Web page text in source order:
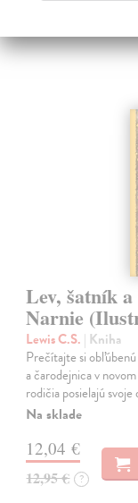
Lev, šatník
Narnie
Lewis C.S. | Kniha
Prečítajte si
a čarodejnica v
rodičia posielajú
Na sklade
12,04 €
12,95 € ?